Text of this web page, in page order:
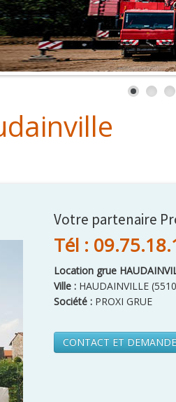
Votre partenaire
Tél :
Location grue
Ville : HAUDAINVILLE (
Société : PROXI GRUE
CONTACT ET